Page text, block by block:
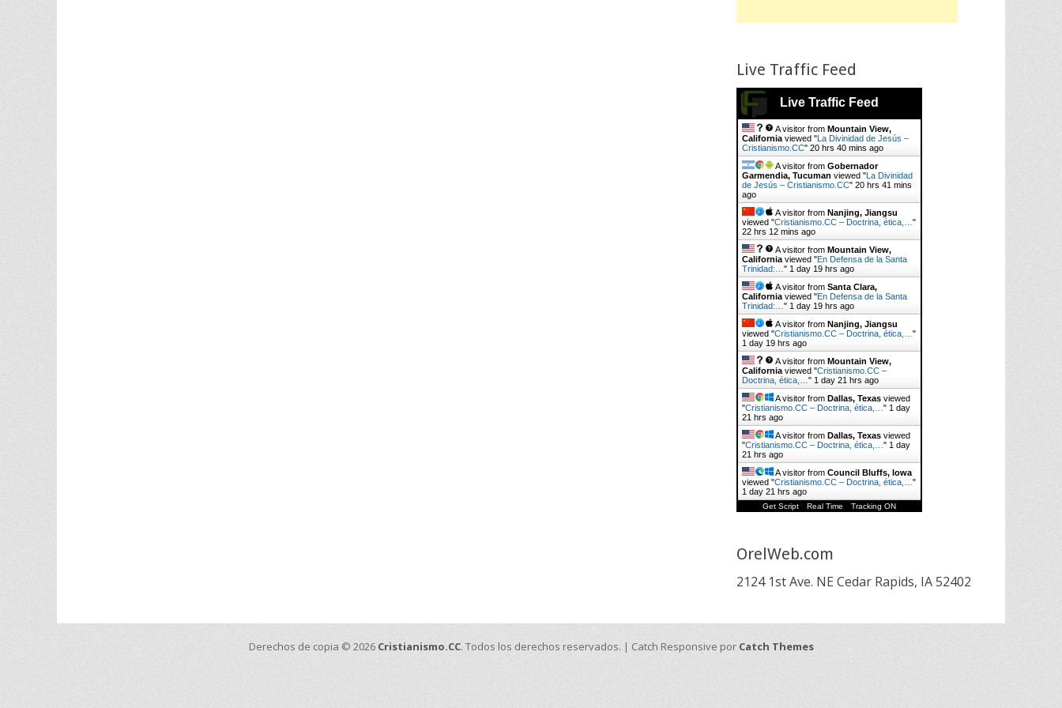
Live Traffic Feed
Live Traffic Feed
A visitor from Mountain View,
California viewed "La Divinidad de Jesús –
Cristianismo.CC" 20 hrs 40 mins ago
A visitor from Gobernador
Garmendia, Tucuman viewed "La Divinidad
de Jesús – Cristianismo.CC" 20 hrs 41 mins
ago
A visitor from Nanjing, Jiangsu
viewed "Cristianismo.CC – Doctrina, ética,… "
22 hrs 12 mins ago
A visitor from Mountain View,
California viewed "En Defensa de la Santa
Trinidad:… " 1 day 19 hrs ago
A visitor from Santa Clara,
California viewed "En Defensa de la Santa
Trinidad:… " 1 day 19 hrs ago
A visitor from Nanjing, Jiangsu
viewed "Cristianismo.CC – Doctrina, ética,… "
1 day 19 hrs ago
A visitor from Mountain View,
California viewed "Cristianismo.CC –
Doctrina, ética,… " 1 day 21 hrs ago
A visitor from Dallas, Texas viewed
"Cristianismo.CC – Doctrina, ética,… " 1 day
21 hrs ago
A visitor from Dallas, Texas viewed
"Cristianismo.CC – Doctrina, ética,… " 1 day
21 hrs ago
A visitor from Council Bluffs, Iowa
viewed "Cristianismo.CC – Doctrina, ética,… "
1 day 21 hrs ago
Get Script Real Time Tracking ON
OrelWeb.com
2124 1st Ave. NE Cedar Rapids, IA 52402
Derechos de copia © 2026 Cristianismo.CC. Todos los derechos reservados. | Catch Responsive por Catch Themes